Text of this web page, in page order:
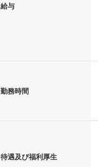
給与
勤務時間
待遇及び福利厚生